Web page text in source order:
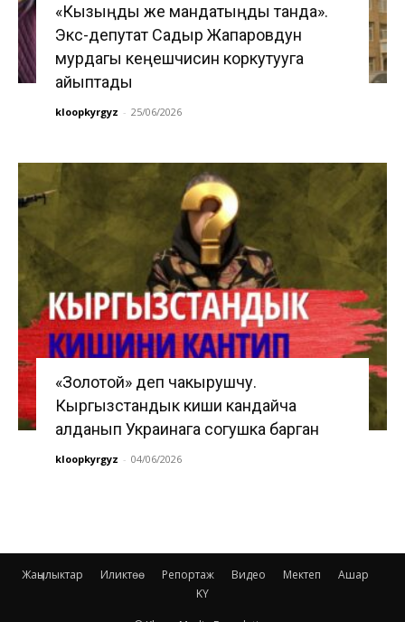
«Кызыңды же мандатыңды танда».
Экс-депутат Садыр Жапаровдун
мурдагы кеңешчисин коркутууга
айыптады
kloopkyrgyz - 25/06/2026
«Золотой» деп чакырушчу.
Кыргызстандык киши кандайча
алданып Украинага согушка барган
kloopkyrgyz - 04/06/2026
Жаңылыктар Иликтөө Репортаж Видео Мектеп
Ашар
KY